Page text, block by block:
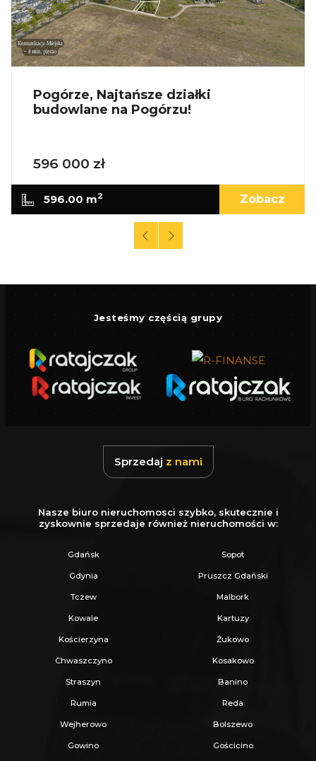
Pogórze, Najtańsze działki
budowlane na Pogórzu!
596 000 zł
596.00 m2 Zobacz
Jesteśmy częścią grupy
Sprzedaj z nami
Nasze biuro nieruchomosci szybko, skutecznie i
zyskownie sprzedaje również nieruchomości w:
Gdańsk Sopot
Gdynia Pruszcz Gdański
Tczew Malbork
Kowale Kartuzy
Kościerzyna Żukowo
Chwaszczyno Kosakowo
Straszyn Banino
Rumia Reda
Wejherowo Bolszewo
Gowino Gościcino